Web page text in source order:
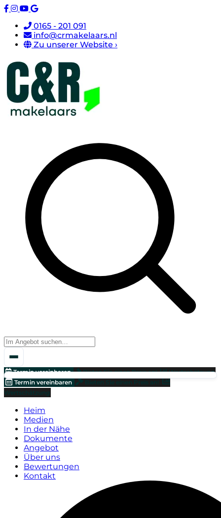
0165 - 201 091
info@crmakelaars.nl
Zu unserer Website ›
Termin vereinbaren Bieten Sie einen Preis an!
Wertschätzung
Termin vereinbaren
Bieten Sie einen Preis an!
Wertschätzung
Heim
Medien
In der Nähe
Dokumente
Angebot
Über uns
Bewertungen
Kontakt